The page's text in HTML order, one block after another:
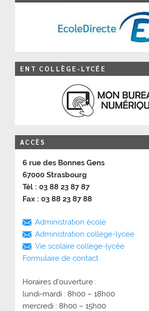
ENT COLLÈGE-LYCÉE
ACCÈS
6 rue des Bonnes Gens
67000 Strasbourg
Tél : 03 88 23 87 87
Fax : 03 88 23 87 88
Administration école
Administration collège-lycée
Vie scolaire collège-lycée
Formulaire de contact
Horaires d’ouverture :
lundi-mardi : 8h00 – 18h00
mercredi : 8h00 – 15h00